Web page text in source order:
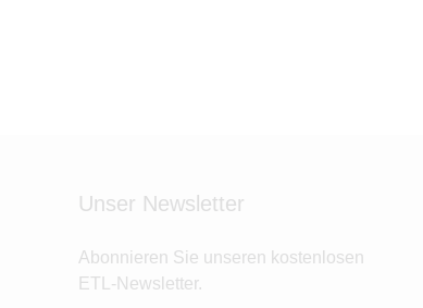
Unser Newsletter
Abonnieren Sie unseren kostenlosen
ETL-Newsletter.